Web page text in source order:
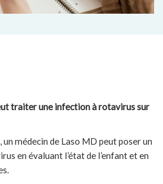
traiter une infection à rotavirus sur
médecin de Laso MD peut poser un
en évaluant l’état de l’enfant et en